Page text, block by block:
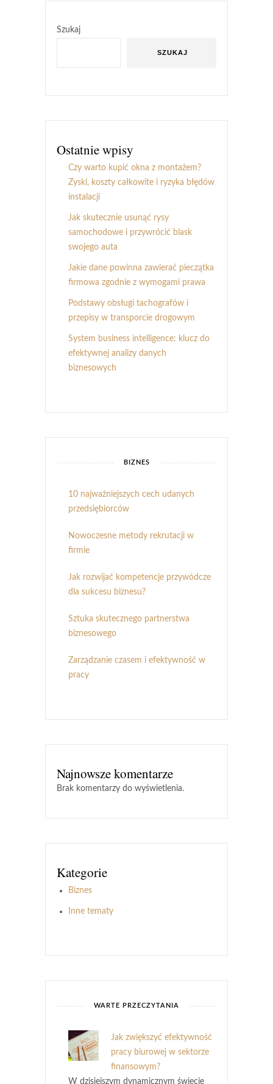
Szukaj
SZUKAJ
Ostatnie wpisy
Czy warto kupić okna z montażem?
Zyski, koszty całkowite i ryzyka błędów
instalacji
Jak skutecznie usunąć rysy
samochodowe i przywrócić blask
swojego auta
Jakie dane powinna zawierać pieczątka
firmowa zgodnie z wymogami prawa
Podstawy obsługi tachografów i
przepisy w transporcie drogowym
System business intelligence: klucz do
efektywnej analizy danych
biznesowych
BIZNES
10 najważniejszych cech udanych
przedsiębiorców
Nowoczesne metody rekrutacji w
firmie
Jak rozwijać kompetencje przywódcze
dla sukcesu biznesu?
Sztuka skutecznego partnerstwa
biznesowego
Zarządzanie czasem i efektywność w
pracy
Najnowsze komentarze
Brak komentarzy do wyświetlenia.
Kategorie
Biznes
Inne tematy
WARTE PRZECZYTANIA
Jak zwiększyć efektywność
pracy biurowej w sektorze
finansowym?
W dzisiejszym dynamicznym świecie